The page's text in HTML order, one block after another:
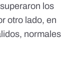
los
otro lado, en
normales